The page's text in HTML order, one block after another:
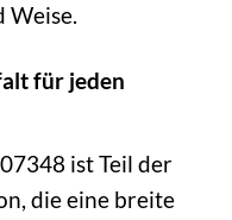
Weise.
für jeden
ist Teil der
die eine breite